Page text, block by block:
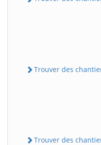
Trouver des
Trouver des